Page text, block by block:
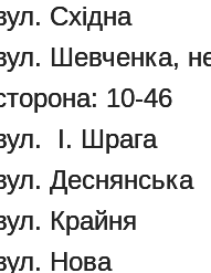
Східна
Шевченка,
10-46
І. Шрага
Деснянська
Крайня
Нова